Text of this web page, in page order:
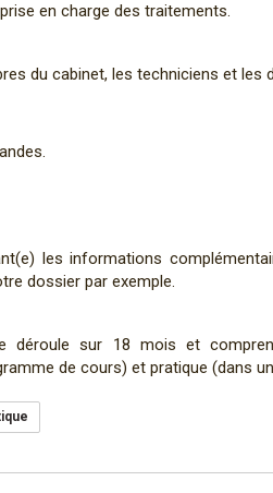
en charge des traitements.
du cabinet, les techniciens et les
les informations
dossier par exemple.
déroule sur 18 mois et
de cours) et pratique (dans